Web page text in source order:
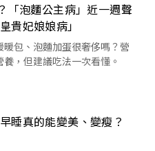
「泡麵公主病」近一週聲
妃娘娘病」
包、泡麵加蛋很奢侈嗎？營
，但建議吃法一次看懂。
睡真的能變美、變瘦？